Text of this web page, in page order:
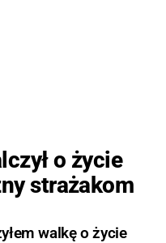
o życie
strażakom
walkę o życie